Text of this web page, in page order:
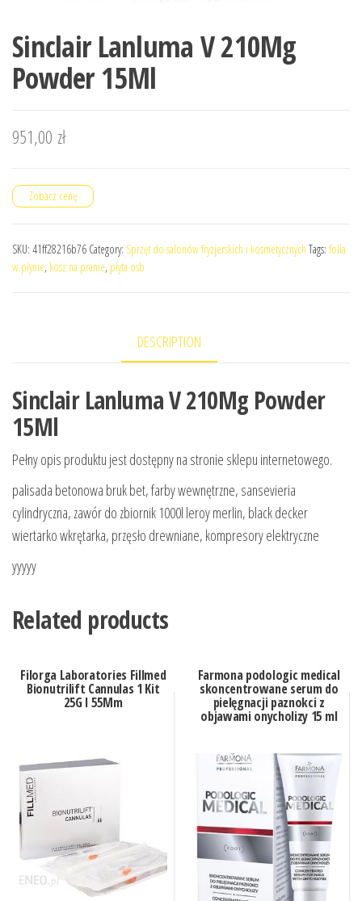
Sinclair Lanluma V 210Mg
Powder 15Ml
951,00 zł
Zobacz cenę
SKU: 41ff28216b76 Category: Sprzęt do salonów fryzjerskich i kosmetycznych Tags: folia
w płynie, kosz na pranie, płyta osb
DESCRIPTION
Sinclair Lanluma V 210Mg Powder
15Ml
Pełny opis produktu jest dostępny na stronie sklepu internetowego.
palisada betonowa bruk bet, farby wewnętrzne, sansevieria
cylindryczna, zawór do zbiornik 1000l leroy merlin, black decker
wiertarko wkrętarka, przęsło drewniane, kompresory elektryczne
yyyyy
Related products
Filorga Laboratories Fillmed
Bionutrilift Cannulas 1 Kit
25G I 55Mm
Farmona podologic medical
skoncentrowane serum do
pielęgnacji paznokci z
objawami onycholizy 15 ml